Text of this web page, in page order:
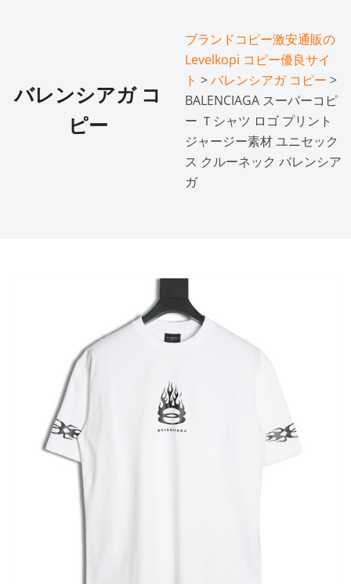
バレンシアガ コ
ピー
ブランドコピー激安通販の
Levelkopi コピー優良サイ
ト >バレンシアガ コピー >
BALENCIAGA スーパーコピ
ー Ｔシャツ ロゴ プリント
ジャージー素材 ユニセック
ス クルーネック バレンシア
ガ